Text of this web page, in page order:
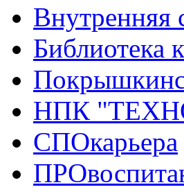
Внутренняя
Библиотека
НПК
СПОкарьера